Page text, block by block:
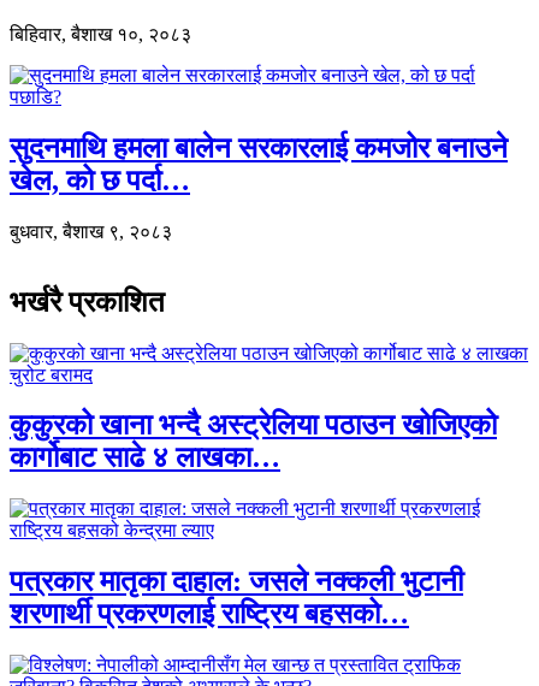
बिहिवार, बैशाख १०, २०८३
सुदनमाथि हमला बालेन सरकारलाई कमजोर बनाउने
खेल, को छ पर्दा…
बुधवार, बैशाख ९, २०८३
भर्खरै प्रकाशित
कुकुरको खाना भन्दै अस्ट्रेलिया पठाउन खोजिएको
कार्गोबाट साढे ४ लाखका…
पत्रकार मातृका दाहाल: जसले नक्कली भुटानी
शरणार्थी प्रकरणलाई राष्ट्रिय बहसको…